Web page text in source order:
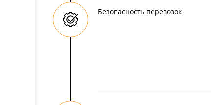
Безопасность перевозок